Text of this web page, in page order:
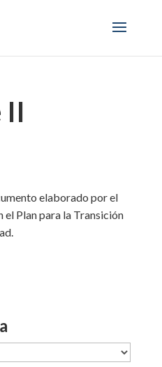
II
elaborado por el
el Plan para la Transición